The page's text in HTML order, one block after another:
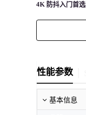
4K 防抖入门首选
性能参数
基本信息